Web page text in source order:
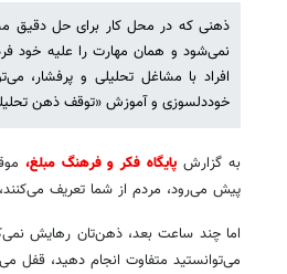
ذهنی که در محل کار برای حل دقیق
نمی‌شود و همان مهارت را علیه خود
افراد با مشاغل تحلیلی و پرفشار،
خوددلسوزی و آموزش «توقف ذهن
به گزارش پایگاه فکر و فرهنگ مبلغ،
پیش می‌رود، مردم از شما تعریف
اما چند ساعت بعد، ذهن‌تان رهایش
می‌توانستید متفاوت انجام دهید، قفل